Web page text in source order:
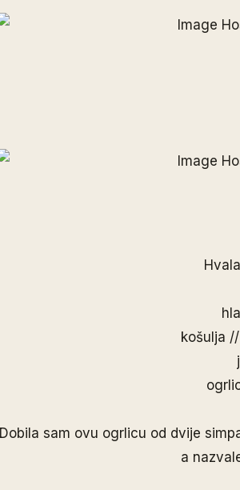
košulja
Dobila sam ovu ogrlicu od dvije
a